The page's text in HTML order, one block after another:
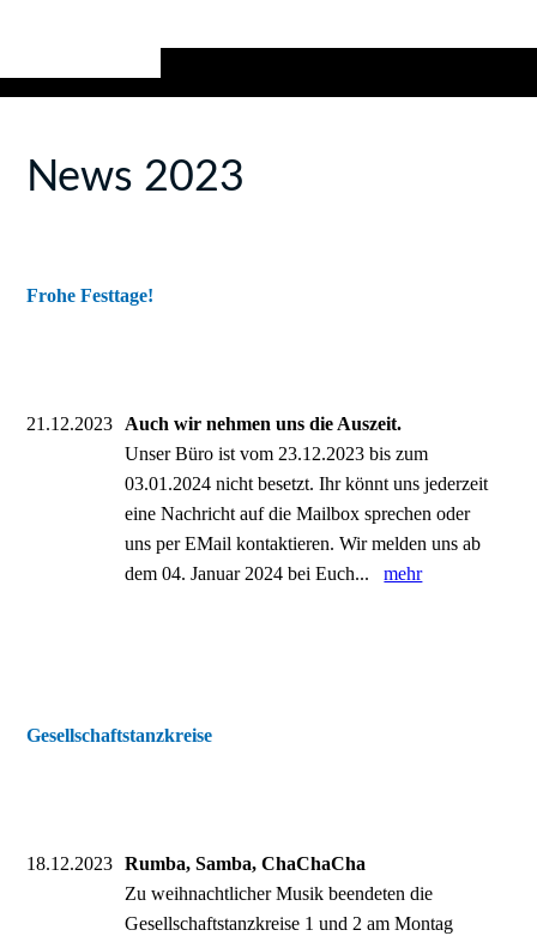
News 2023
Frohe Festtage!
21.12.2023
Auch wir nehmen uns die Auszeit.
Unser Büro ist vom 23.12.2023 bis zum
03.01.2024 nicht besetzt. Ihr könnt uns jederzeit
eine Nachricht auf die Mailbox sprechen oder
uns per EMail kontaktieren. Wir melden uns ab
dem 04. Januar 2024 bei Euch...mehr
Gesellschaftstanzkreise
18.12.2023
Rumba, Samba, ChaChaCha
Zu weihnachtlicher Musik beendeten die
Gesellschaftstanzkreise 1 und 2 am Montag